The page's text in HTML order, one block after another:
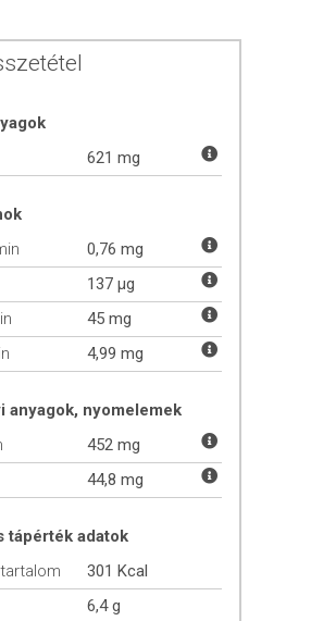
621 mg
0,76 mg
137 µg
45 mg
4,99 mg
anyagok, nyomelemek
452 mg
44,8 mg
tápérték adatok
301 Kcal
6,4 g